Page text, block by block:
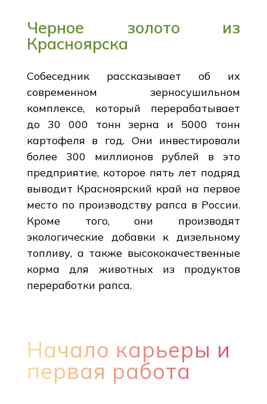
Черное золото из
Красноярска
Собеседник рассказывает об их
современном зерносушильном
комплексе, который перерабатывает
до 30 000 тонн зерна и 5000 тонн
картофеля в год. Они инвестировали
более 300 миллионов рублей в это
предприятие, которое пять лет подряд
выводит Красноярский край на первое
место по производству рапса в России.
Кроме того, они производят
экологические добавки к дизельному
топливу, а также высококачественные
корма для животных из продуктов
переработки рапса.
Начало карьеры и
первая работа